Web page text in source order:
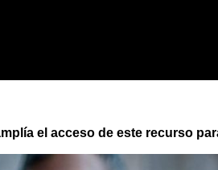
el acceso de este recurso